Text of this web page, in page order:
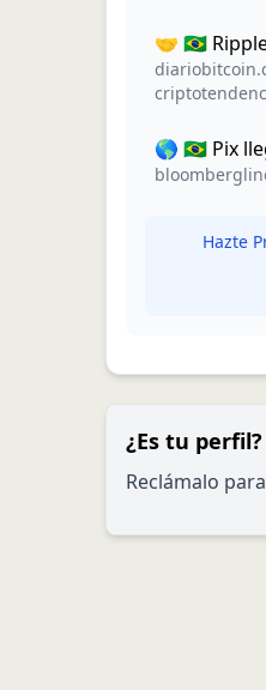
🤝 🇧🇷
🌎 🇧🇷 Pix
Hazte
¿Es tu perfil?
Reclámalo